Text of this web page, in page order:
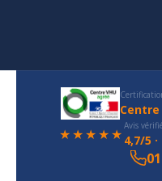
Centre
★★★★★ Avis
4,7/5